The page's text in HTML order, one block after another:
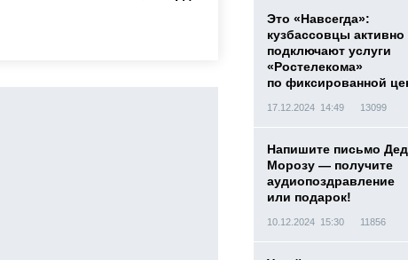
Это «Навсегда»:
кузбассовцы активно
подключают услуги
«Ростелекома»
по фиксированной
17.12.2024 14:49 13099
Напишите письмо
Морозу — получите
аудиопоздравление
или подарок!
10.12.2024 15:30 11856